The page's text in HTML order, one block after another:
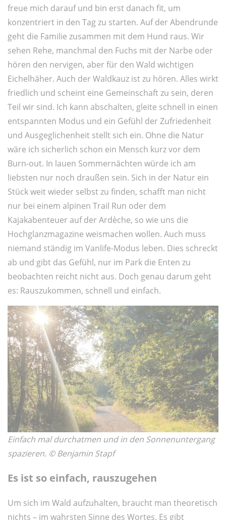
freue mich darauf und bin erst danach fit, um
konzentriert in den Tag zu starten. Auf der Abendrunde
geht die Familie zusammen mit dem Hund raus. Wir
sehen Rehe, manchmal den Fuchs mit der Narbe oder
hören den nervigen, aber für den Wald wichtigen
Eichelhäher. Auch der Waldkauz ist zu hören. Alles wirkt
friedlich und scheint eine Gemeinschaft zu sein, deren
Teil wir sind. Ich kann abschalten, gleite schnell in einen
entspannten Modus und ein Gefühl der Zufriedenheit
und Ausgeglichenheit stellt sich ein. Ohne die Natur
wäre ich sicherlich schon ein Mensch kurz vor dem
Burn-out. In lauen Sommernächten würde ich am
liebsten nur noch draußen sein. Sich in der Natur ein
Stück weit wieder selbst zu finden, schafft man nicht
nur bei einem alpinen Trail Run oder dem
Kajakabenteuer auf der Ardèche, so wie uns die
Hochglanzmagazine weismachen wollen. Auch muss
niemand ständig im Vanlife-Modus leben. Dies schreckt
ab und gibt das Gefühl, nur im Park die Enten zu
beobachten reicht nicht aus. Doch genau darum geht
es: Rauszukommen, schnell und einfach.
Einfach mal durchatmen und in den Sonnenuntergang
spazieren. © Benjamin Stapf
Es ist so einfach, rauszugehen
Um sich im Wald aufzuhalten, braucht man theoretisch
nichts – im wahrsten Sinne des Wortes. Es gibt